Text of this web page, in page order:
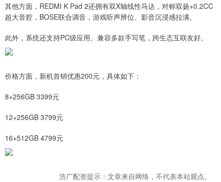
其他方面，REDMI K Pad 2还拥有双X轴线性马达，对称双扬+0.2CC
超大音腔，BOSE联合调音，游戏听声辨位、影音沉浸感拉满。
此外，系统还支持PC级应用、兼容多款手写笔，跨生态互联友好。
价格方面，新机首销优惠200元，具体如下：
8+256GB 3399元
12+256GB 3799元
16+512GB 4799元
浩广配资提示：文章来自网络，不代表本站观点。